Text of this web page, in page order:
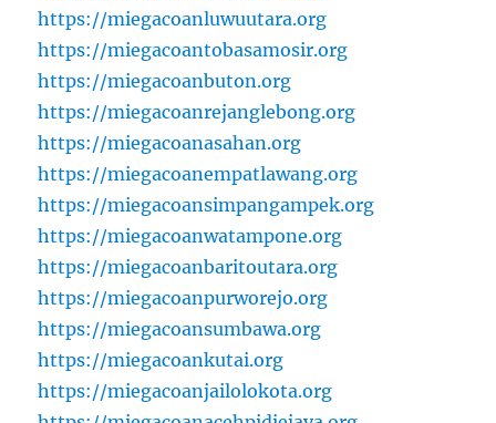
https://miegacoanluwuutara.org
https://miegacoantobasamosir.org
https://miegacoanbuton.org
https://miegacoanrejanglebong.org
https://miegacoanasahan.org
https://miegacoanempatlawang.org
https://miegacoansimpangampek.org
https://miegacoanwatampone.org
https://miegacoanbaritoutara.org
https://miegacoanpurworejo.org
https://miegacoansumbawa.org
https://miegacoankutai.org
https://miegacoanjailolokota.org